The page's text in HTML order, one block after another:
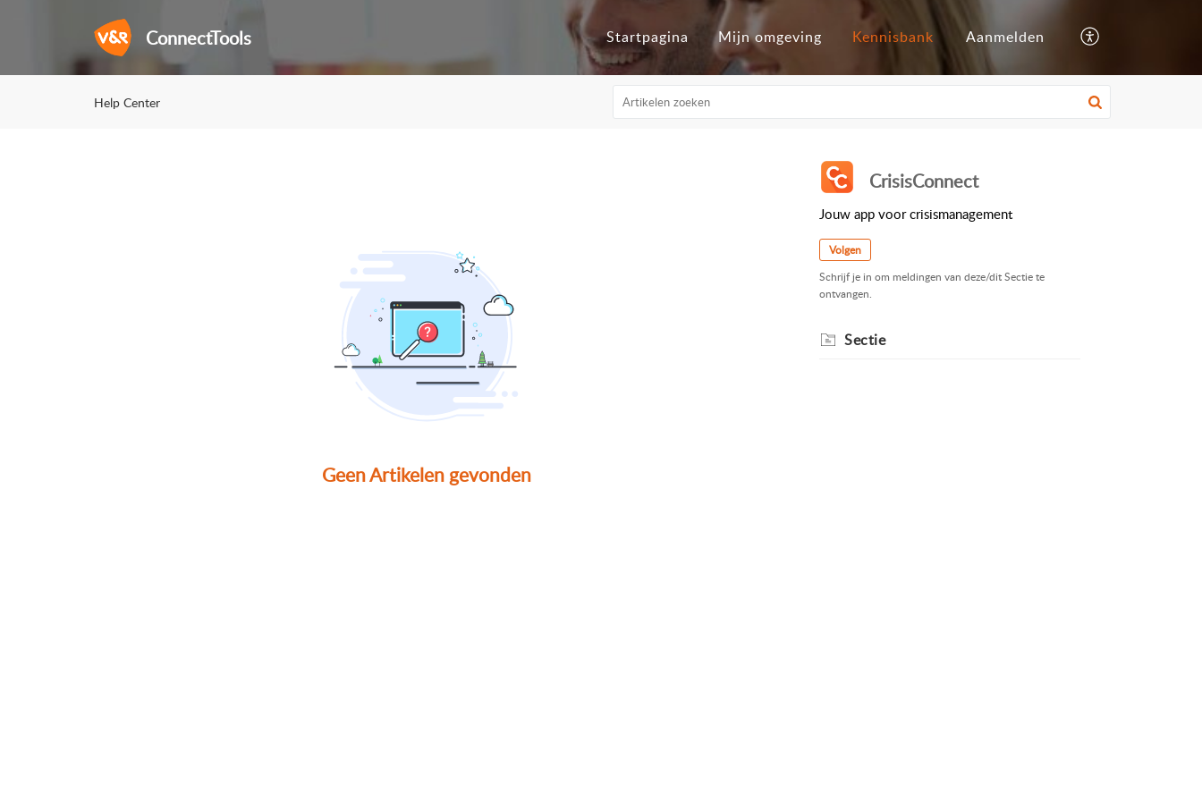
ConnectTools Startpagina Mijn omgeving Kennisbank Aanmelden
Help Center
Geen Artikelen gevonden
CrisisConnect
Jouw app voor crisismanagement
Volgen
Schrijf je in om meldingen van deze/dit Sectie te
ontvangen.
Sectie